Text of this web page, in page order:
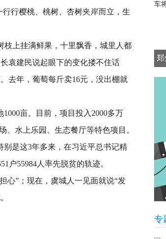
行樱桃、桃树、杏树夹岸而立，生
上挂满鲜果，十里飘香，城里人都
袁建民说起眼下的变化搂不住话
去年，葡萄每斤卖16元，没出棚就
亩。目前，项目投入2000多万
、水上乐园、生态餐厅等特色项目。
是这3年多来，在习近平总书记精
户55984人率先脱贫的轨迹。
”；现在，虞城人一见面就说“发
郑
专